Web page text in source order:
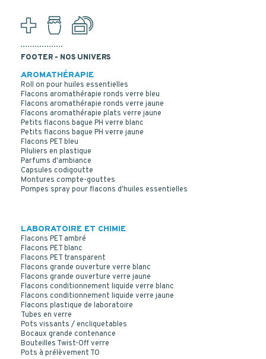
FOOTER - NOS UNIVERS
AROMATHÉRAPIE
Roll on pour huiles essentielles
Flacons aromathérapie ronds verre bleu
Flacons aromathérapie ronds verre jaune
Flacons aromathérapie plats verre jaune
Petits flacons bague PH verre blanc
Petits flacons bague PH verre jaune
Flacons PET bleu
Piluliers en plastique
Parfums d'ambiance
Capsules codigoutte
Montures compte-gouttes
Pompes spray pour flacons d'huiles essentielles
LABORATOIRE ET CHIMIE
Flacons PET ambré
Flacons PET blanc
Flacons PET transparent
Flacons grande ouverture verre blanc
Flacons grande ouverture verre jaune
Flacons conditionnement liquide verre blanc
Flacons conditionnement liquide verre jaune
Flacons plastique de laboratoire
Tubes en verre
Pots vissants / encliquetables
Bocaux grande contenance
Bouteilles Twist-Off verre
Pots à prélèvement TO